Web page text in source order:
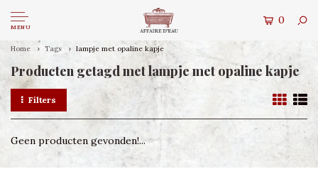
MENU
0
Home Tags lampje met opaline kapje
Producten getagd met lampje met opaline kapje
Filters
Geen producten gevonden!...